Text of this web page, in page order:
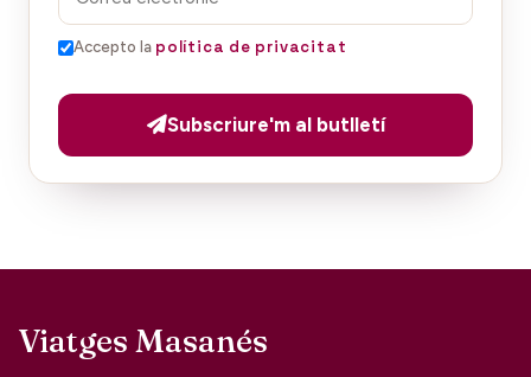
Accepto la política de privacitat
Subscriure'm al butlletí
Viatges Masanés